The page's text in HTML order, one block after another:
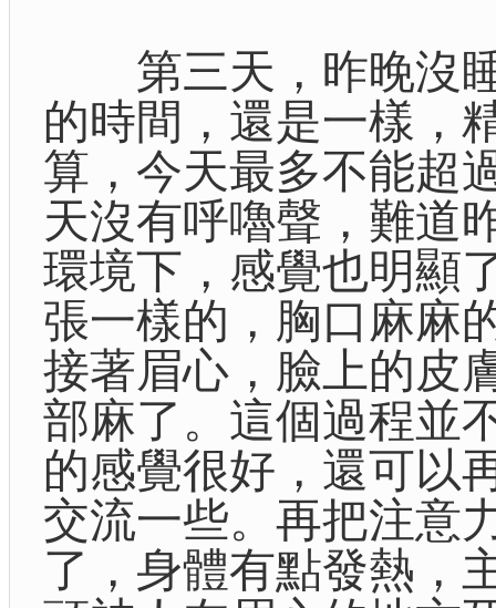
第三天，昨晚沒睡
的時間，還是一樣，
算，今天最多不能超
天沒有呼嚕聲，難道
環境下，感覺也明顯
張一樣的，胸口麻麻
接著眉心，臉上的皮
部麻了。這個過程並
的感覺很好，還可以
交流一些。再把注意
了，身體有點發熱，